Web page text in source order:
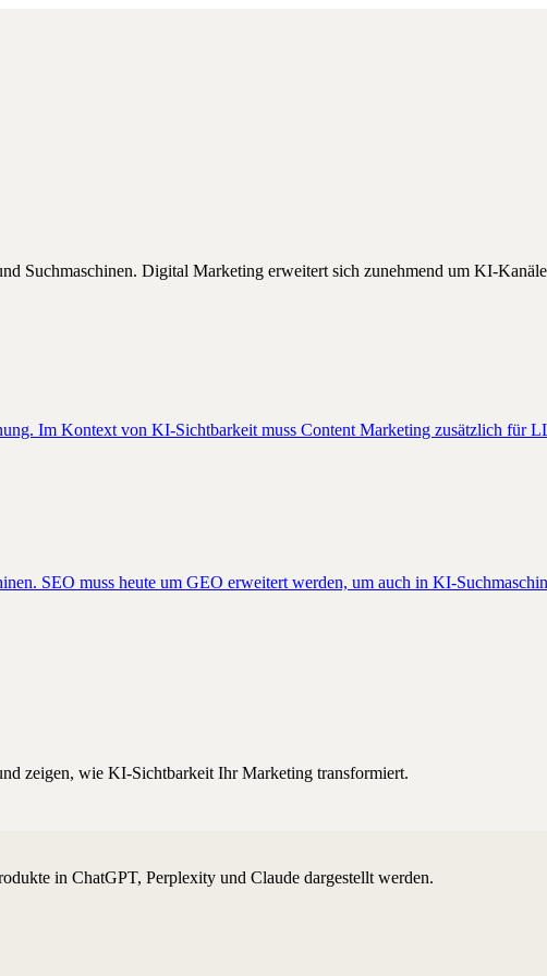
Suchmaschinen. Digital Marketing erweitert sich zunehmend um KI-
Im Kontext von KI-Sichtbarkeit muss Content Marketing zusätzlich für
SEO muss heute um GEO erweitert werden, um auch in KI-
zeigen, wie KI-Sichtbarkeit Ihr Marketing transformiert.
in ChatGPT, Perplexity und Claude dargestellt werden.